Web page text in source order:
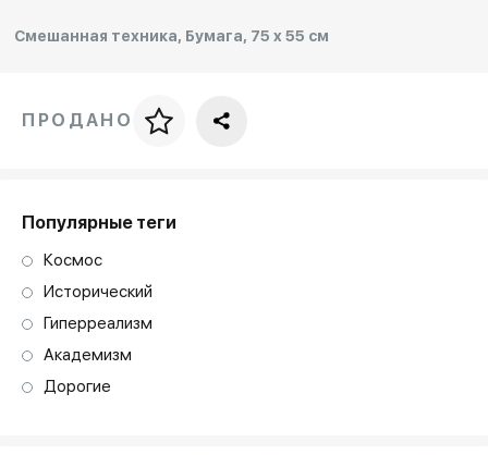
Смешанная техника, Бумага, 75 x 55 см
Цена за багет
ПРОДАНО
Популярные теги
Космос
Исторический
Гиперреализм
Академизм
Дорогие